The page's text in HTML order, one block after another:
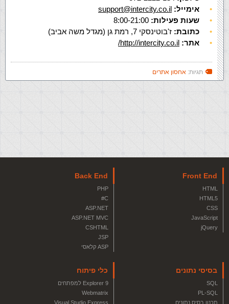
אימייל: support@intercity.co.il
שעות פעילות:
כתובת: ז'בוטינסקי 7, רמת גן (מגדל משה אביב)
אתר: http://intercity.co.il/
תגיות: אחסון אתרים
Front End
HTML
HTML5
CSS
JavaScript
jQuery
Back End
PHP
C#
ASP.NET
ASP.NET MVC
CSHTML
JSP
ASP קלאסי
בסיסי נתונים
SQL
PL-SQL
תכנון בסיס נתונים
כלי פיתוח
Explorer 9 למפתחים
Webmatrix
Visual Studio Express